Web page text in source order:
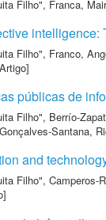
Filho", Franca,
Filho", Franco,
públicas de
Filho", Berrío-
Gonçalves-Santana,
and
Filho", Camperos-